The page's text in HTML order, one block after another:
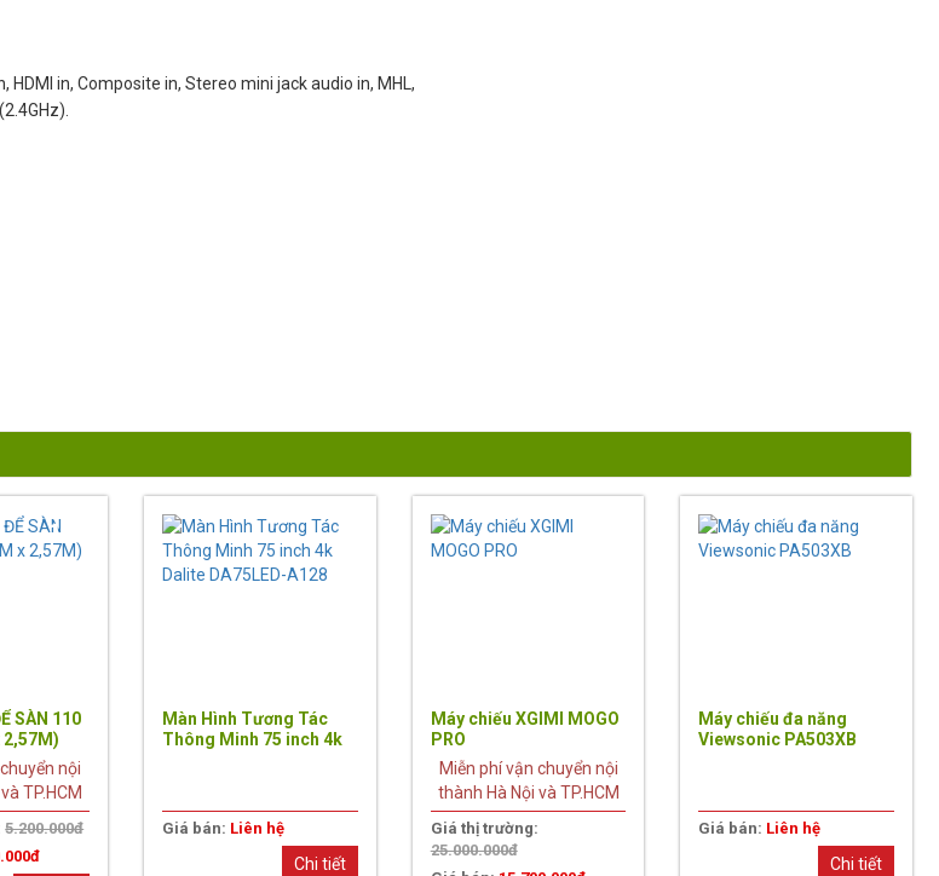
HDMI in, Composite in, Stereo mini jack audio in, MHL,
SÀN 110
2,57M)
nội
TP.HCM
5.200.000đ
11%
Màn Hình Tương Tác
Thông Minh 75 inch 4k
Giá bán: Liên hệ
Chi tiết
Máy chiếu XGIMI MOGO
PRO
Miễn phí vận chuyển nội
thành Hà Nội và TP.HCM
Giá thị trường:
25.000.000đ
Máy chiếu đa năng
Viewsonic PA503XB
Giá bán: Liên hệ
Chi tiết